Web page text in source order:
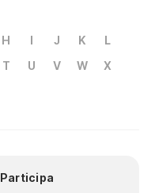
H I J K
L
T U V W
X
Participa